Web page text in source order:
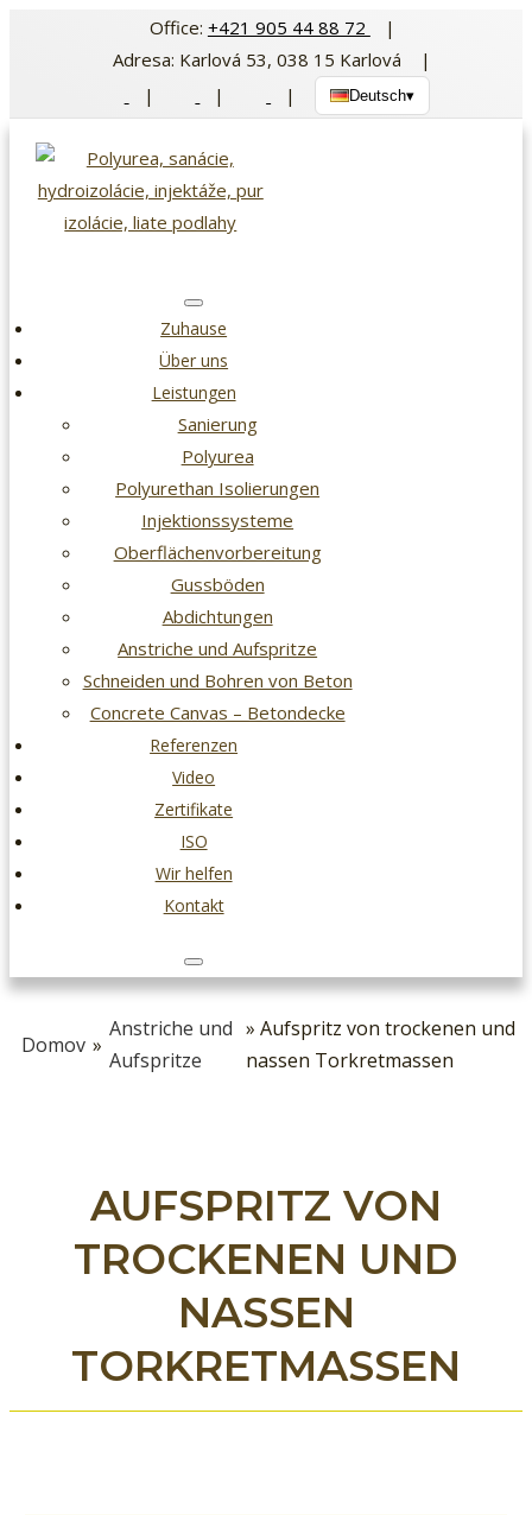
Office: +421 905 44 88 72
|
Adresa: Karlová 53, 038 15 Karlová |
|
| | Deutsch▾
Zuhause
Über uns
Leistungen
Sanierung
Polyurea
Polyurethan Isolierungen
Injektionssysteme
Oberflächenvorbereitung
Gussböden
Abdichtungen
Anstriche und Aufspritze
Schneiden und Bohren von Beton
Concrete Canvas – Betondecke
Referenzen
Video
Zertifikate
ISO
Wir helfen
Kontakt
Domov »
Anstriche und
Aufspritze
» Aufspritz von trockenen und
nassen Torkretmassen
AUFSPRITZ VON
TROCKENEN UND
NASSEN
TORKRETMASSEN